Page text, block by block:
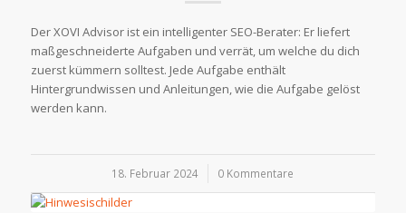
Der XOVI Advisor ist ein intelligenter SEO-Berater: Er liefert
maßgeschneiderte Aufgaben und verrät, um welche du dich
zuerst kümmern solltest. Jede Aufgabe enthält
Hintergrundwissen und Anleitungen, wie die Aufgabe gelöst
werden kann.
18. Februar 2024
/ 0 Kommentare